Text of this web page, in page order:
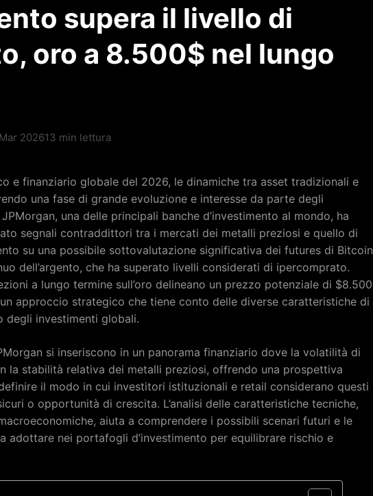
supera il livello di
oro a 8.500$ nel lungo
202613 min lettura
e finanziario globale del 2026, le dinamiche tra asset tradizionali e
una fase di grande evoluzione e interesse da parte degli
una delle principali banche d’investimento al mondo, ha
segnali contraddittori tra i mercati dei metalli preziosi e quello di
su una possibile sottovalutazione significativa dei futures di Bitcoin
dell’argento, che ha superato livelli considerati di ipercomprato.
a lungo termine sull’oro delineano un prezzo potenziale di $8.500
approccio strategico che tiene conto delle diverse caratteristiche di
degli investimenti globali.
si inseriscono in un panorama finanziario dove la volatilità di
la stabilità relativa dei metalli preziosi, offrendo una prospettiva
il modo in cui investitori istituzionali e retail considerano questi
o opportunità di crescita. L’analisi delle caratteristiche tecniche,
aiuta a comprendere i possibili scenari futuri e le
adottare nei portafogli d’investimento per equilibrare rischio e